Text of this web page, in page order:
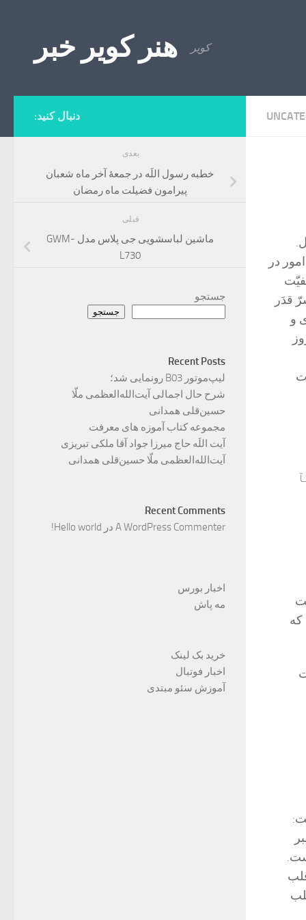
هنر کویر خبر کویر
در
قدَر
و
که
دنبال کنید:
بعدی
خطبه رسول‌ اللَه‌ در جمعۀ آخر ماه‌ شعبان
پيرامون فضيلت ماه رمضان‌
قبلی
ماشین لباسشویی جی پلاس مدل GWM-
L730
جستجو
جستجو
Recent Posts
لیپ‌موتور B03 رونمایی شد؛
شرح حال اجمالی آیت‌الله‌العظمی ملّا
حسین‌قلی همدانی
مجموعه کتاب آموزه های معرفت
آیت اللَه حاج میرزا جواد آقا ملکی تبریزی
آیت‌الله‌العظمی ملّا حسین‌قلی همدانی
Recent Comments
A WordPress Commenter در Hello world!
اخبار بورس
مه پاش
خرید بک لینک
اخبار فوتبال
آموزش سئو مبتدی